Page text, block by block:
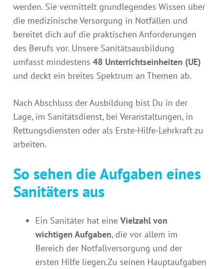
werden. Sie vermittelt grundlegendes Wissen über
die medizinische Versorgung in Notfällen und
bereitet dich auf die praktischen Anforderungen
des Berufs vor. Unsere Sanitätsausbildung
umfasst mindestens 48 Unterrichtseinheiten (UE)
und deckt ein breites Spektrum an Themen ab.
Nach Abschluss der Ausbildung bist Du in der
Lage, im Sanitätsdienst, bei Veranstaltungen, in
Rettungsdiensten oder als Erste-Hilfe-Lehrkraft zu
arbeiten.
So sehen die Aufgaben eines
Sanitäters aus
Ein Sanitäter hat eine Vielzahl von
wichtigen Aufgaben, die vor allem im
Bereich der Notfallversorgung und der
ersten Hilfe liegen.Zu seinen Hauptaufgaben